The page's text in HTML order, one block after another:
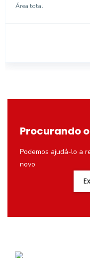
Área total
Procurando
Podemos ajudá-lo a
novo